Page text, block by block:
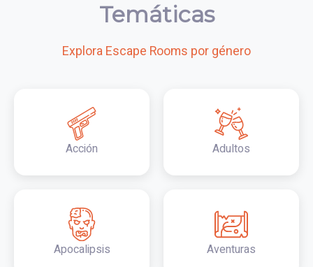
Temáticas
Explora Escape Rooms por género
Acción Adultos
Apocalipsis Aventuras